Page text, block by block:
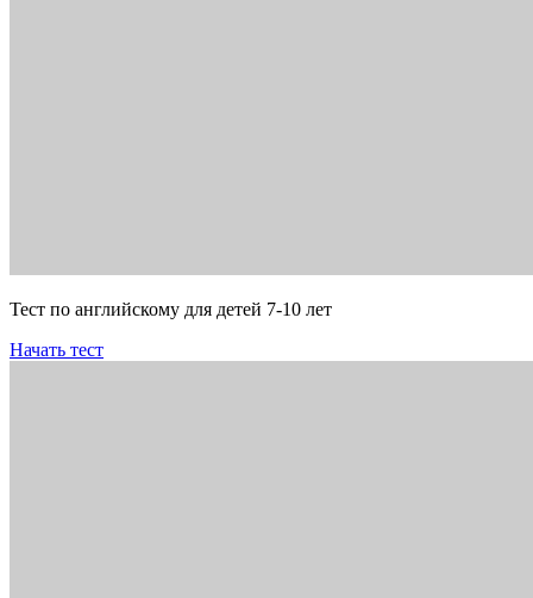
Тест по английскому для детей 7-10 лет
Начать тест